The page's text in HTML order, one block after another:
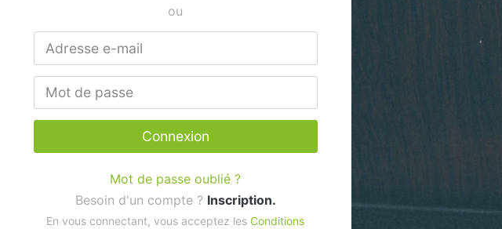
ou
Connexion
Mot de passe oublié ?
Besoin d'un compte ? Inscription.
En vous connectant, vous acceptez les Conditions